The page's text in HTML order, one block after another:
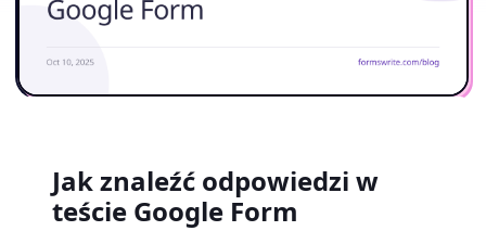
Jak znaleźć odpowiedzi w
teście Google Form